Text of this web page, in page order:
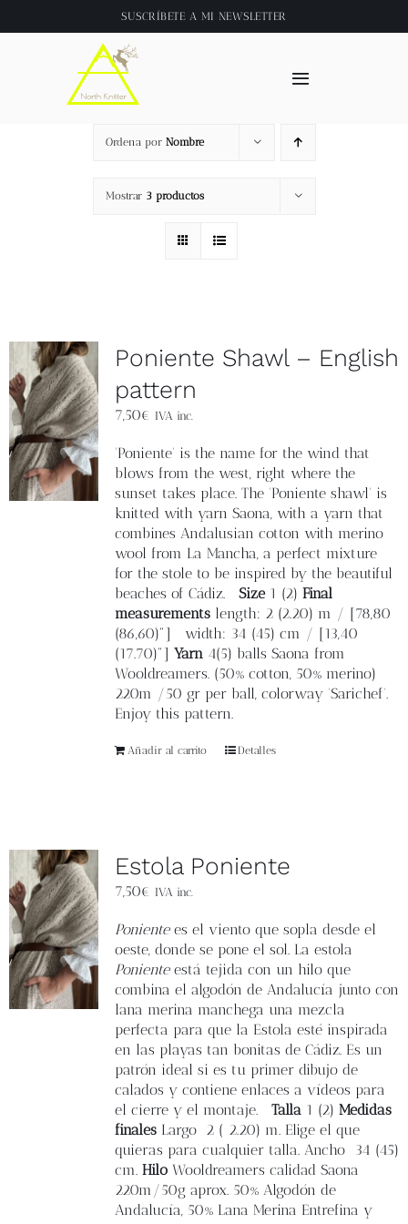
al
SUSCRÍBETE A MI NEWSLETTER
Toggle
Inicio
About
Tienda
Videos
Contacto
Newsletter
Carrito
Mi cuenta
Ordena por Nombre
Mostrar 3 productos
Poniente Shawl – English
pattern
7,50€ IVA inc.
'Poniente' is the name for the wind that
blows from the west, right where the
sunset takes place. The 'Poniente shawl' is
knitted with yarn Saona, with a yarn that
combines Andalusian cotton with merino
wool from La Mancha, a perfect mixture
for the stole to be inspired by the beautiful
beaches of Cádiz. Size1 (2) Final
measurementslength: 2 (2.20) m / [78,80
(86,60)"] width: 34 (45) cm / [13,40
(17.70)"] Yarn4(5) balls Saona from
Wooldreamers. (50% cotton, 50% merino)
220m /50 gr per ball, colorway 'Sarichef'.
Enjoy this pattern.
Añadir al carrito Detalles
Estola Poniente
7,50€ IVA inc.
Ponientees el viento que sopla desde el
oeste, donde se pone el sol. La estola
Ponienteestá tejida con un hilo que
combina el algodón de Andalucía junto con
lana merina manchega una mezcla
perfecta para que la Estola esté inspirada
en las playas tan bonitas de Cádiz. Es un
patrón ideal si es tu primer dibujo de
calados y contiene enlaces a vídeos para
el cierre y el montaje. Talla1 (2) Medidas
finalesLargo 2 ( 2.20) m. Elige el que
quieras para cualquier talla. Ancho 34 (45)
cm. Hilo Wooldreamers calidad Saona
220m/50g aprox. 50% Algodón de
Andalucía, 50% Lana Merina Entrefina y